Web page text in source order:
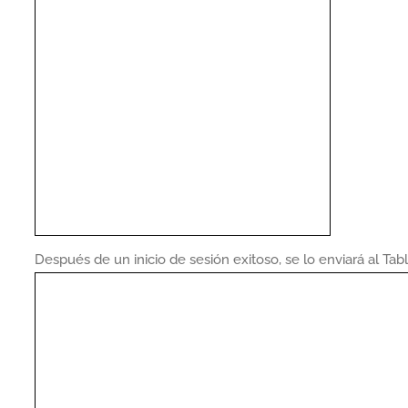
Después de un inicio de sesión exitoso, se lo enviará al